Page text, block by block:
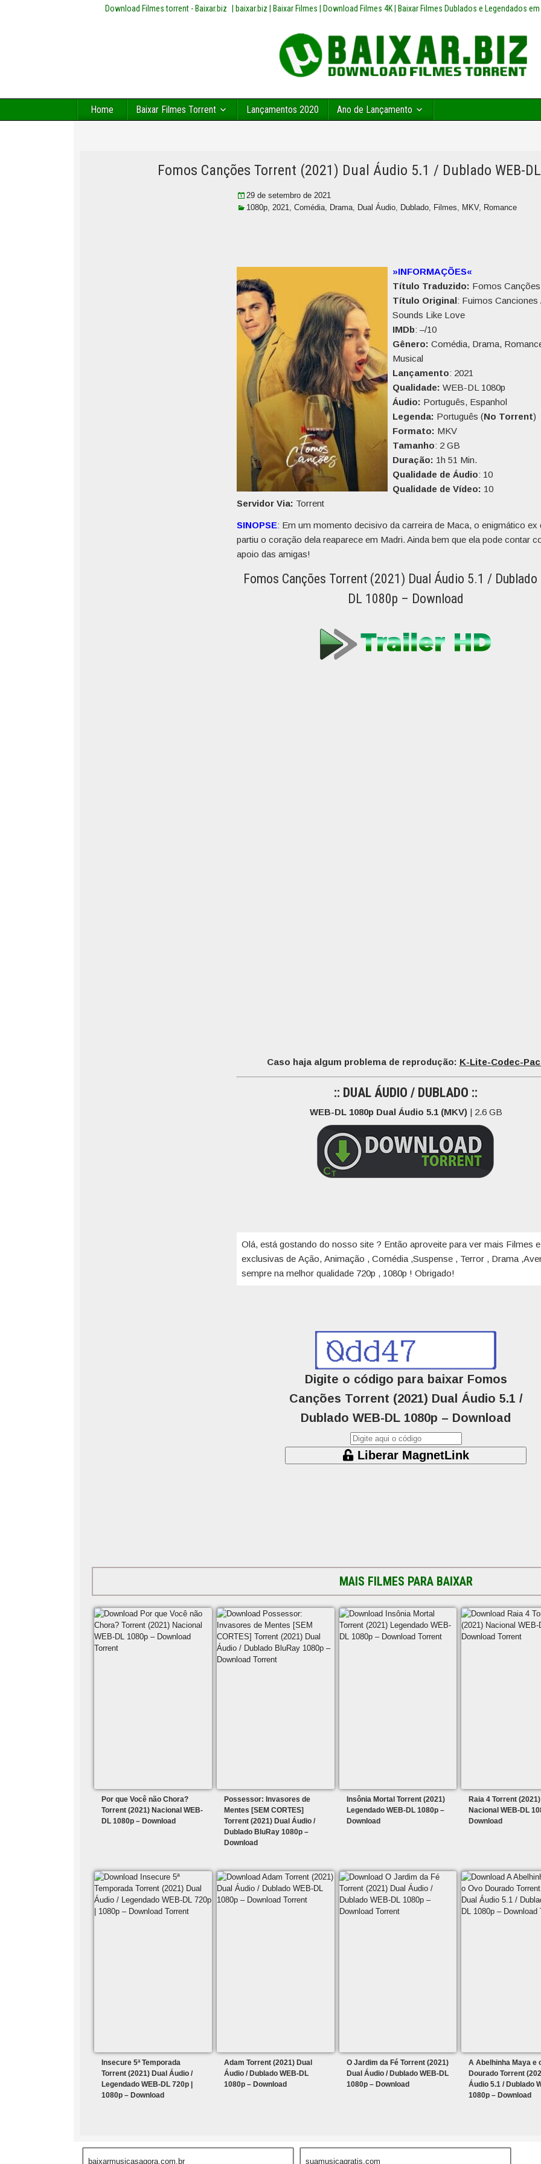
Download Filmes torrent - Baixar.biz | baixar.biz | Baixar Filmes | Download Filmes 4K | Baixar Filmes Dublados e Legendados
Home Baixar Filmes Torrent Lançamentos 2020 Ano de Lançamento
Fomos Canções Torrent (2021) Dual Áudio 5.1 / Dublado WEB-
29 de setembro de 2021
1080p, 2021, Comédia, Drama, Dual Áudio, Dublado, Filmes, MKV, Romance
»INFORMAÇÕES«
Título Traduzido: Fomos
Título Original: Fuimos Canciones
Sounds Like Love
IMDb: –/10
Gênero: Comédia, Drama,
Musical
Lançamento: 2021
Qualidade: WEB-DL 1080p
Áudio: Português, Espanhol
Legenda: Português (No Torrent)
Formato: MKV
Tamanho: 2 GB
Duração: 1h 51 Min.
Qualidade de Áudio: 10
Qualidade de Vídeo: 10
Servidor Via: Torrent
SINOPSE: Em um momento decisivo da carreira de Maca, o enigmático ex
partiu o coração dela reaparece em Madri. Ainda bem que ela pode contar
apoio das amigas!
Fomos Canções Torrent (2021) Dual Áudio 5.1 / Dublado
DL 1080p – Download
Caso haja algum problema de reprodução: K-Lite-Codec-
:: DUAL ÁUDIO / DUBLADO ::
WEB-DL 1080p Dual Áudio 5.1 (MKV) | 2.6 GB
Olá, está gostando do nosso site ? Então aproveite para ver mais Filmes
exclusivas de Ação, Animação , Comédia ,Suspense , Terror , Drama
sempre na melhor qualidade 720p , 1080p ! Obrigado!
Digite o código para baixar Fomos
Canções Torrent (2021) Dual Áudio 5.1 /
Dublado WEB-DL 1080p – Download
Liberar MagnetLink
MAIS FILMES PARA BAIXAR
Por que Você não Chora?
Torrent (2021) Nacional WEB-
DL 1080p – Download
Possessor: Invasores de
Mentes [SEM CORTES]
Torrent (2021) Dual Áudio /
Dublado BluRay 1080p –
Download
Insônia Mortal Torrent (2021)
Legendado WEB-DL 1080p –
Download
Raia 4 Torrent (2021)
Nacional WEB-DL
Download
Insecure 5ª Temporada
Torrent (2021) Dual Áudio /
Legendado WEB-DL 720p |
1080p – Download
Adam Torrent (2021) Dual
Áudio / Dublado WEB-DL
1080p – Download
O Jardim da Fé Torrent (2021)
Dual Áudio / Dublado WEB-DL
1080p – Download
A Abelhinha Maya e
Dourado Torrent
Áudio 5.1 / Dublado
1080p – Download
baixarmusicasagora.com.br suamusicagratis.com